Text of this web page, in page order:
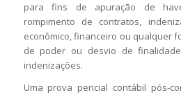
para fins de apuração de
rompimento de contratos,
econômico, financeiro ou qualquer
de poder ou desvio de
indenizações.
Uma prova pericial contábil pós-